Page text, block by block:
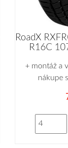
RoadX
R16C
+ montáž a
nákupe